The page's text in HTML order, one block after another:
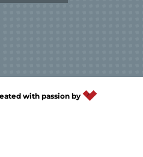
BIKEHOTEL
with passion by